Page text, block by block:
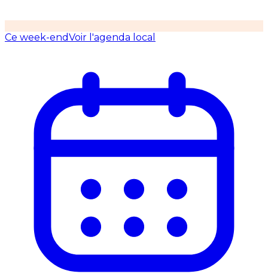
Ce week-endVoir l'agenda local